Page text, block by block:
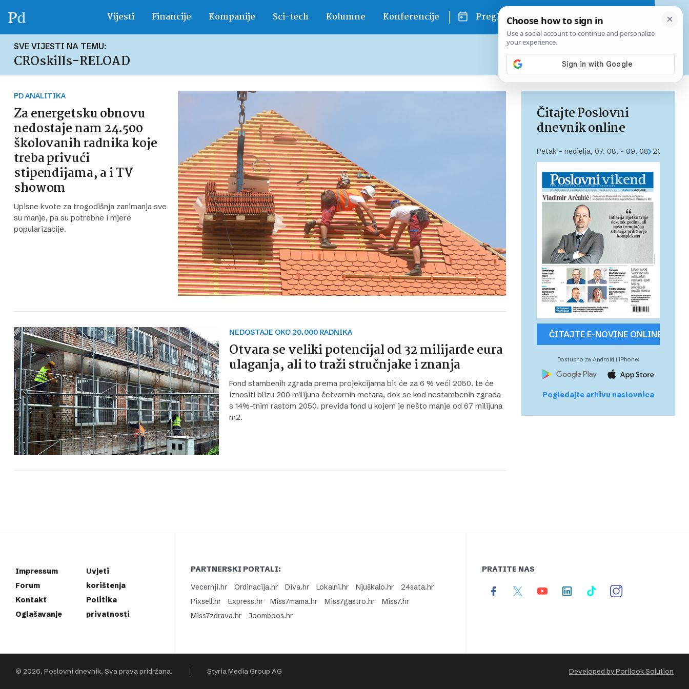
Vijesti Financije Kompanije Sci-tech Kolumne Konferencije Pregled dana
SVE VIJESTI NA TEMU:
CROskills-RELOAD
Već od 10 EUR mjesečno
PD ANALITIKA
Za energetsku obnovu
nedostaje nam 24.500
školovanih radnika koje
treba privući
stipendijama, a i TV
showom
Upisne kvote za trogodišnja zanimanja sve
su manje, pa su potrebne i mjere
popularizacije.
NEDOSTAJE OKO 20.000 RADNIKA
Otvara se veliki potencijal od 32 milijarde eura
ulaganja, ali to traži stručnjake i znanja
Fond stambenih zgrada prema projekcijama bit će za 6 % veći 2050. te će
iznositi blizu 200 milijuna četvornih metara, dok se kod nestambenih zgrada
s 14%-tnim rastom 2050. previđa fond u kojem je nešto manje od 67 milijuna
m2.
Čitajte Poslovni
dnevnik online
Petak – nedjelja, 07. 08. – 09. 08. 2026.
ČITAJTE E-NOVINE ONLINE
Dostupno za Android i iPhone:
Pogledajte arhivu naslovnica
Impressum
Forum
Kontakt
Oglašavanje
Uvjeti
korištenja
Politika
privatnosti
PARTNERSKI PORTALI:
Vecernji.hr
Ordinacija.hr Diva.hr Lokalni.hr Njuškalo.hr
24sata.hr
Pixsell.hr
Express.hr Miss7mama.hr Miss7gastro.hr
Miss7.hr
Miss7zdrava.hr
Joomboos.hr
PRATITE NAS
© 2026. Poslovni dnevnik. Sva prava pridržana. Styria Media Group AG Developed by Porilook Solution